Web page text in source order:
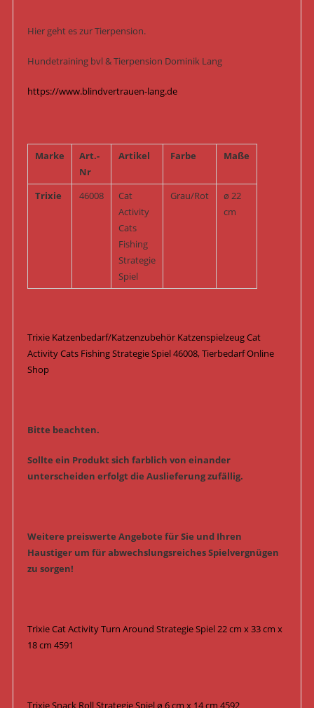
Hier geht es zur Tierpension.
Hundetraining bvl & Tierpension Dominik Lang
https://www.blindvertrauen-lang.de
Marke
Art.-
Nr
Artikel Farbe Maße
Trixie 46008
Cat
Activity
Cats
Fishing
Strategie
Spiel
Grau/Rot
ø 22
cm
Trixie Katzenbedarf/Katzenzubehör Katzenspielzeug Cat
Activity Cats Fishing Strategie Spiel 46008, Tierbedarf Online
Shop
Bitte beachten.
Sollte ein Produkt sich farblich von einander
unterscheiden erfolgt die Auslieferung zufällig.
Weitere preiswerte Angebote für Sie und Ihren
Haustiger um für abwechslungsreiches Spielvergnügen
zu sorgen!
Trixie Cat Activity Turn Around Strategie Spiel 22 cm x 33 cm x
18 cm 4591
Trixie Snack Roll Strategie Spiel ø 6 cm x 14 cm 4592